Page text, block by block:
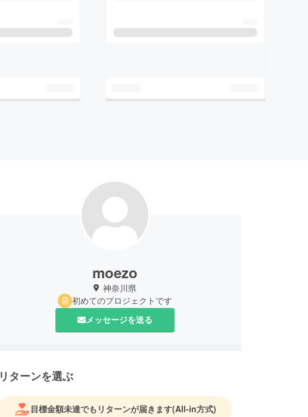
moezo
神奈川県
初めてのプロジェクトです
メッセージを送る
リターンを選ぶ
目標金額未達でもリターンが届きます(All-in方式)